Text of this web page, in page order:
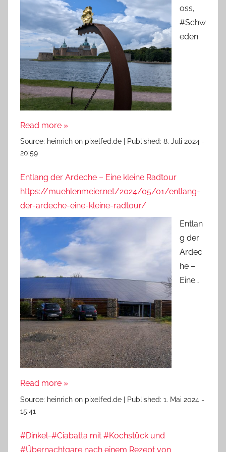
oss,
#Schw
eden
Read more »
Source: heinrich on pixelfed.de Published: 8. Juli 2024 -
20:59
Entlang der Ardeche – Eine kleine Radtour
https://muehlenmeier.net/2024/05/01/entlang-
der-ardeche-eine-kleine-radtour/
Entlan
g der
Ardec
he –
Eine…
Read more »
Source: heinrich on pixelfed.de Published: 1. Mai 2024 -
15:41
#Dinkel-#Ciabatta mit #Kochstück und
#Übernachtgare nach einem Rezept von